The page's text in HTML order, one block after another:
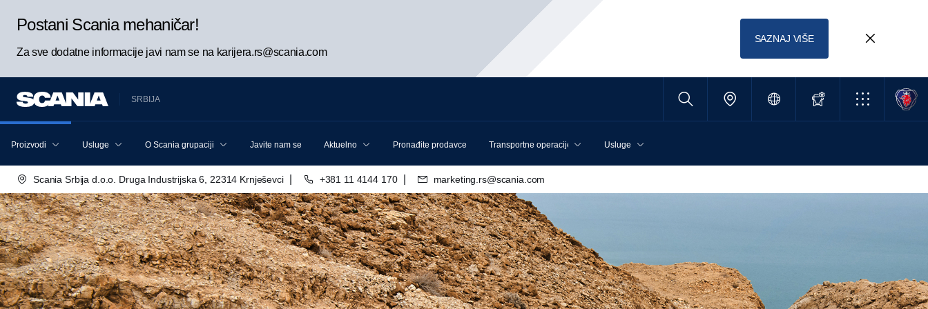
Postani Scania mehaničar!
Za sve dodatne informacije javi nam se na karijera.rs@scania.com
SAZNAJ VIŠE
SRBIJA
Proizvodi Usluge O Scania grupaciji Javite nam se Aktuelno Pronađite prodavce Transportne operacije Usluge
Scania Srbija d.o.o. Druga Industrijska 6, 22314 Krnješevci +381 11 4144 170 marketing.rs@scania.com